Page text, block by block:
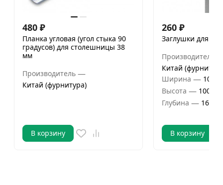
480 ₽
Планка угловая (угол стыка 90
градусов) для столешницы 38
мм
Производитель —
Китай (фурнитура)
В корзину
260 ₽
Заглушки для
Производитель
Китай
Ширина — 10 мм
Высота — 100 мм
Глубина — 16 мм
В корзину